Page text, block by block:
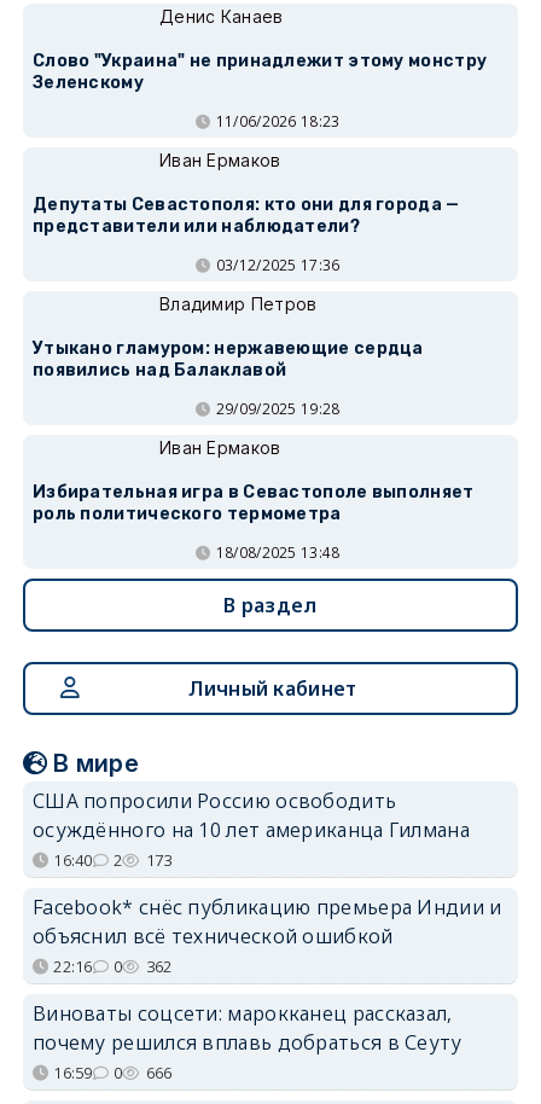
Денис Канаев
Слово "Украина" не принадлежит этому монстру
Зеленскому
11/06/2026 18:23
Иван Ермаков
Депутаты Севастополя: кто они для города —
представители или наблюдатели?
03/12/2025 17:36
Владимир Петров
Утыкано гламуром: нержавеющие сердца
появились над Балаклавой
29/09/2025 19:28
Иван Ермаков
Избирательная игра в Севастополе выполняет
роль политического термометра
18/08/2025 13:48
В раздел
Личный кабинет
В мире
США попросили Россию освободить
осуждённого на 10 лет американца Гилмана
16:40 2 173
Facebook* снёс публикацию премьера Индии и
объяснил всё технической ошибкой
22:16 0 362
Виноваты соцсети: марокканец рассказал,
почему решился вплавь добраться в Сеуту
16:59 0 666